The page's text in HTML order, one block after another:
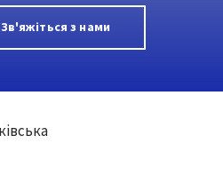
Зв'яжіться з нами